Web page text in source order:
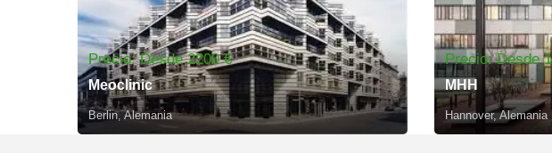
Precio: Desde 2200 €
Meoclinic
Berlin, Alemania
Precio: Desde
MHH
Hannover, Alemania